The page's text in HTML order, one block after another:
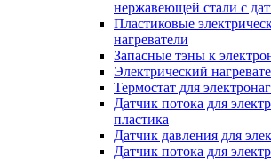
нержавеющей стали с
Пластиковые
нагреватели
Запасные тэны к
Электрический
Термостат для
Датчик потока для
пластика
Датчик давления для
Датчик потока для